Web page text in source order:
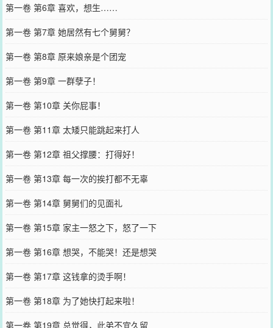
第一卷 第6章 喜欢，想生……
第一卷 第7章 她居然有七个舅舅？
第一卷 第8章 原来娘亲是个团宠
第一卷 第9章 一群孽子！
第一卷 第10章 关你屁事！
第一卷 第11章 太矮只能跳起来打人
第一卷 第12章 祖父撑腰：打得好！
第一卷 第13章 每一次的挨打都不无辜
第一卷 第14章 舅舅们的见面礼
第一卷 第15章 家主一怒之下，怒了一下
第一卷 第16章 想哭，不能哭！还是想哭
第一卷 第17章 这钱拿的烫手啊！
第一卷 第18章 为了她快打起来啦！
第一卷 第19章 总觉得，此弟不宜久留